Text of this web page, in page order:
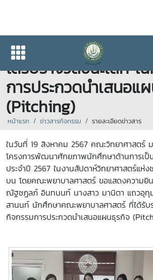
นักศึกษาคณะพยาบา
ได้รับรางวัลชนะเลิศ ใ
การประกวดนำเสนอแ
(Pitching)
หน้าแรก ข่าวสารกิจกรรม รายละเอียดข่าวสาร
ในวันที่ 19 สิงหาคม 2567 คณะวิทยาศาสตร์
โครงการพัฒนาศักยภาพนักศึกษาด้านการเป็
ประจำปี 2567 ในงานสัปดาห์วิทยาศาสตร์แห่
บน โดยคณะพยาบาลศาสตร์ ขอแสดงความยิ
ณัฐชฎลภ์ อินทนนท์ นางสาว มานิตา แถวอุทุ
สานนท์ นักศึกษาคณะพยาบาลศาสตร์ ที่ได้รับร
กิจกรรมการประกวดนำเสนอแผนธุรกิจ